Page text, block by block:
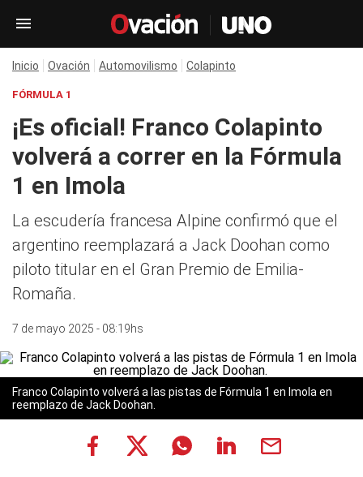
Inicio Ovación Automovilismo Colapinto
FÓRMULA 1
¡Es oficial! Franco Colapinto
volverá a correr en la Fórmula
1 en Imola
La escudería francesa Alpine confirmó que el
argentino reemplazará a Jack Doohan como
piloto titular en el Gran Premio de Emilia-
Romaña.
7 de mayo 2025 - 08:19hs
Franco Colapinto volverá a las pistas de Fórmula 1 en Imola en
reemplazo de Jack Doohan.